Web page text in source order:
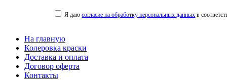
Я даюсогласие на обработку персональных данных в
На главную
Колеровка краски
Доставка и оплата
Договор оферта
Контакты